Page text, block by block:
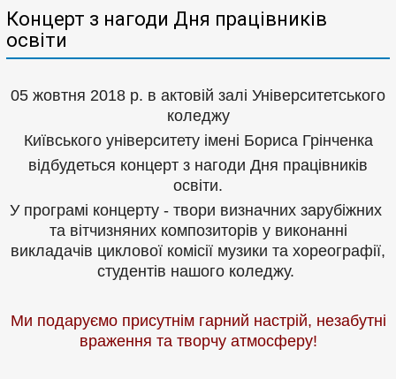
Концерт з нагоди Дня працівників
освіти
05 жовтня 2018 р. в актовій залі Університетського
коледжу
Київського університету імені Бориса Грінченка
відбудеться концерт з нагоди Дня працівників
освіти.
У програмі концерту - твори визначних зарубіжних
та вітчизняних композиторів у виконанні
викладачів циклової комісії музики та хореографії,
студентів нашого коледжу.
Ми подаруємо присутнім гарний настрій, незабутні
враження та творчу атмосферу!